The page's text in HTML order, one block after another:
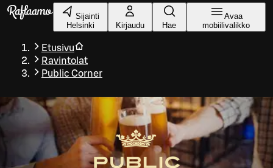
Siirry pääsisältöön
Sijainti
Helsinki
Kirjaudu Hae
Avaa
mobiilivalikko
Etusivu
Ravintolat
Public Corner